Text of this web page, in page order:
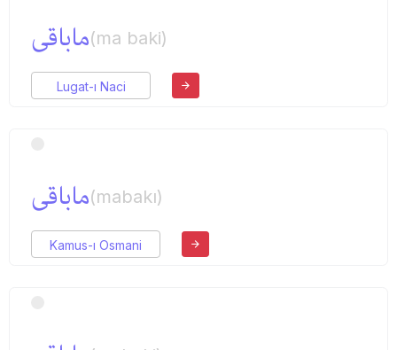
ماباقی(ma baki)
Lugat-ı Naci
ماباقی(mabakı)
Kamus-ı Osmani